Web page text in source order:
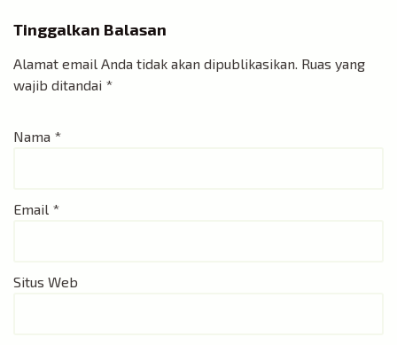
Tinggalkan Balasan
Alamat email Anda tidak akan dipublikasikan. Ruas yang
wajib ditandai *
Nama *
Email *
Situs Web